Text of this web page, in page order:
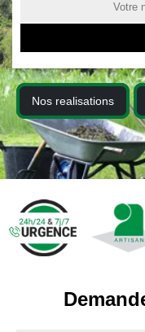
Nos realisations